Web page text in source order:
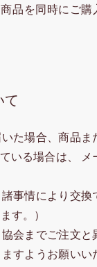
品を同時にご
て
た場合、商品ま
いる場合は、 メ
事情により交換
す。）
会までご注文と
すようお願いい